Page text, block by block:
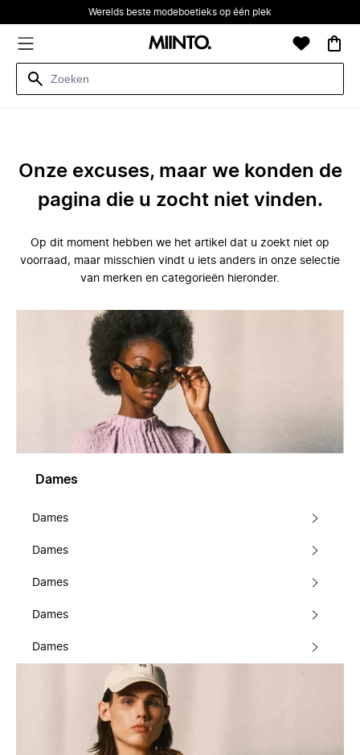
Werelds beste modeboetieks op één plek
Onze excuses, maar we konden de
pagina die u zocht niet vinden.
Op dit moment hebben we het artikel dat u zoekt niet op
voorraad, maar misschien vindt u iets anders in onze selectie
van merken en categorieën hieronder.
Dames
Dames
Dames
Dames
Dames
Dames